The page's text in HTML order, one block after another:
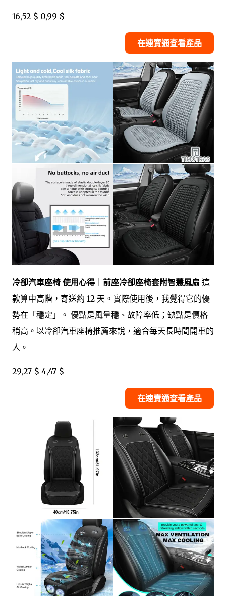
16,52 $ 0,99 $
在速賣通查看產品
冷卻汽車座椅 使用心得｜前座冷卻座椅套附智慧風扇 這
款算中高階，寄送約 12 天。實際使用後，我覺得它的優
勢在「穩定」。 優點是風量穩、故障率低；缺點是價格
稍高。以冷卻汽車座椅推薦來說，適合每天長時間開車的
人。
29,27 $ 4,47 $
在速賣通查看產品